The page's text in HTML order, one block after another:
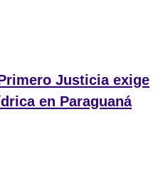
Justicia exige
en Paraguaná